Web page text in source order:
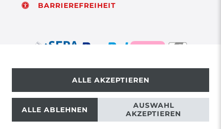
BARRIEREFREIHEIT
© Copyright 2026 | Alle Rechte vorbehalten.
ALLE AKZEPTIEREN
ALLE ABLEHNEN
AUSWAHL
AKZEPTIEREN